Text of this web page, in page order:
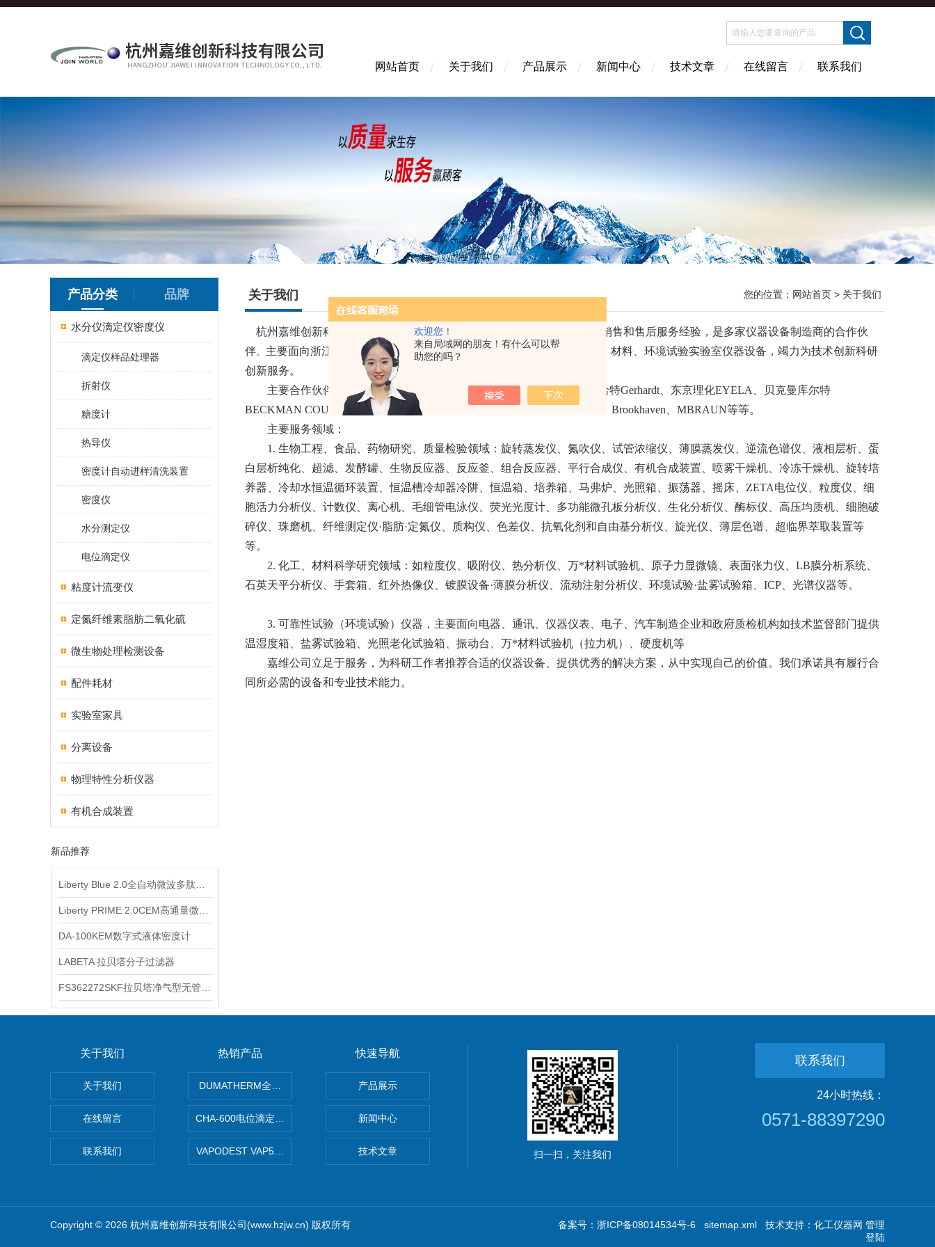
欢迎您！
来自局域网的朋友！有什么可以帮
助您的吗？
网站首页 关于我们 产品展示 新闻中心 技术文章 在线留言 联系我们
产品分类 品牌
水分仪滴定仪密度仪
滴定仪样品处理器
折射仪
糖度计
热导仪
密度计自动进样清洗装置
密度仪
水分测定仪
电位滴定仪
粘度计流变仪
定氮纤维素脂肪二氧化硫
微生物处理检测设备
配件耗材
实验室家具
分离设备
物理特性分析仪器
有机合成装置
新品推荐
DA-100KEM数字式液体密度计
LABETA 拉贝塔分子过滤器
关于我们 您的位置： 网站首页 > 关于我们
杭州嘉维创新科技有限公司成立于2004年，具有十多年科研仪器设备的销售和售后服务经验，是多家仪器设备制造商的合作伙
伴。 主要面向浙江高校、科研机构、工矿企业销售国产及进口生物、化工、材料、环境试验实验室仪器设备，竭力为技术创新科研
创新服务。
主要合作伙伴有：
日本京都电子（KEM）、西班牙Fungilab、德国格哈特Gerhardt、 东京理化EYELA、贝克曼库尔特
BECKMAN COULTER、PE、精工SEIKO、KSV、ACS、PARKER、MD、Brookhaven、MBRAUN等等。
主要服务领域：
1. 生物工程、食品、药物研究、质量检验领域：旋转蒸发仪、氮吹仪、试管浓缩仪、薄膜蒸发仪、逆流色谱仪、液相层析、蛋
白层析纯化、超滤、发酵罐、生物反应器、反应釜、组合反应器、平行合成仪、有机合成装置、喷雾干燥机、冷冻干燥机、旋转培
养器、冷却水恒温循环装置、恒温槽冷却器冷阱、恒温箱、培养箱、马弗炉、光照箱、振荡器、摇床、 ZETA电位仪、粒度仪、细
胞活力分析仪、计数仪、离心机、毛细管电泳仪、荧光光度计、多功能微孔板分析仪、生化分析仪、酶标仪、高压均质机、细胞破
碎仪、珠磨机、纤维测定仪·脂肪·定氮仪、质构仪、色差仪、抗氧化剂和自由基分析仪、旋光仪、薄层色谱、超临界萃取装置等
等。
2. 化工、材料科学研究领域：如粒度仪、吸附仪、热分析仪、万*材料试验机、原子力显微镜、表面张力仪、 LB膜分析系统、
石英天平分析仪、手套箱、红外热像仪、镀膜设备·薄膜分析仪、流动注射分析仪、环境试验·盐雾试验箱、ICP、光谱仪器等。
3. 可靠性试验（环境试验）仪器，主要面向电器、通讯、仪器仪表、电子、汽车制造企业和政府质检机构如技术监督部门提供
温湿度箱、盐雾试验箱、光照老化试验箱、振动台、万*材料试验机（拉力机）、硬度机等
嘉维公司立足于服务，为科研工作者推荐合适的仪器设备、提供优秀的解决方案，从中实现自己的价值。我们承诺具有履行合
同所必需的设备和专业技术能力。
关于我们
关于我们
在线留言
联系我们
热销产品
DUMATHERM全自动杜马斯定氮仪
CHA-600电位滴定仪自动样品处理器
VAPODEST VAP500全自动凯氏定氮仪
快速导航
产品展示
新闻中心
技术文章 扫一扫，关注我们
联系我们
24小时热线：
0571-88397290
Copyright © 2026 杭州嘉维创新科技有限公司(www.hzjw.cn) 版权所有 备案号：浙ICP备08014534号-6 sitemap.xml 技术支持： 化工仪器网 管理
登陆